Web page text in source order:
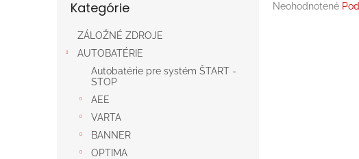
kategórie
Kategórie
ZÁLOŽNÉ ZDROJE
AUTOBATÉRIE
Autobatérie pre systém ŠTART -
STOP
AEE
VARTA
BANNER
OPTIMA
Priemerné
Neohodnotené